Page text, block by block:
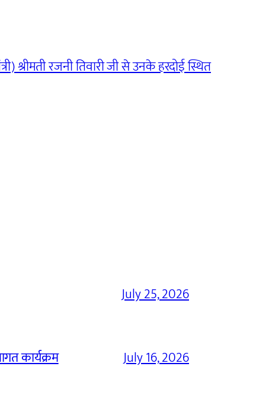
श्रीमती रजनी तिवारी जी से उनके हरदोई स्थित
July 25, 2026
कार्यक्रम July 16, 2026